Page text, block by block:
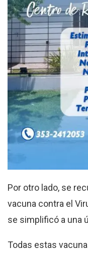
Por otro lado, se
vacuna contra el
se simplificó a una
Todas estas